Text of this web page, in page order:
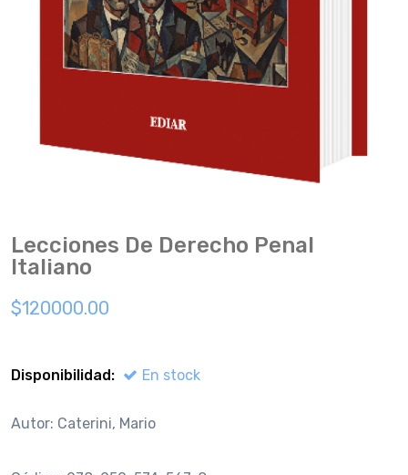
Lecciones De Derecho Penal
Italiano
$120000.00
Disponibilidad: En stock
Autor: Caterini, Mario